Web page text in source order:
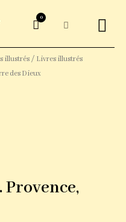
0
illustrés/ Livres illustrés
des Dieux
Provence,